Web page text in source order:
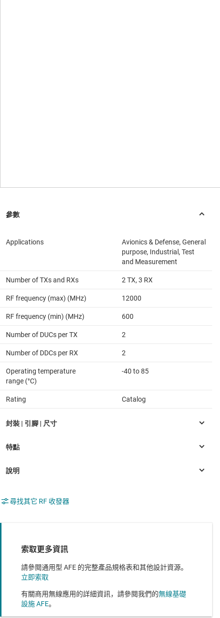
Applications
Avionics & Defense, General
purpose, Industrial, Test
and Measurement
Number of TXs and RXs 2 TX, 3 RX
RF frequency (max) (MHz) 12000
RF frequency (min) (MHz) 600
Number of DUCs per TX 2
Number of DDCs per RX 2
Operating temperature
range (°C)
-40 to 85
Rating Catalog
尋找其它 RF 收發器
索取更多資訊
請參閱通用型 AFE 的完整產品規格表和其他設計資源。
立即索取
有關商用無線應用的詳細資訊，請參閱我們的無線基礎
設施 AFE。